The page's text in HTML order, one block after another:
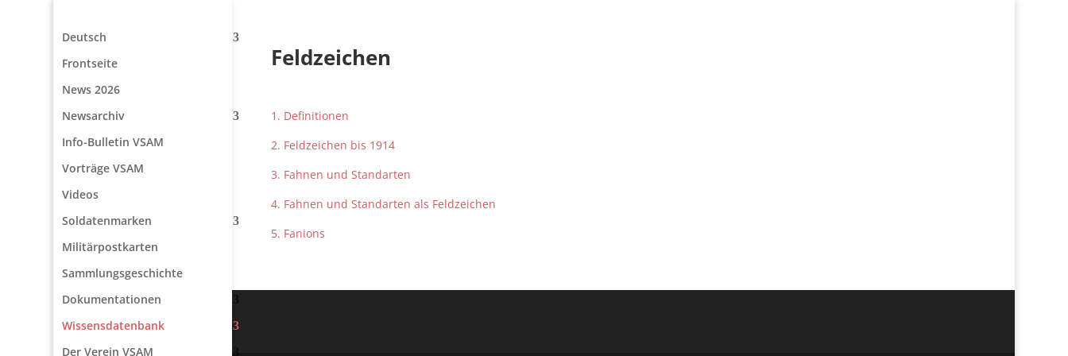
Deutsch
Frontseite
News 2026
Newsarchiv
Info-Bulletin VSAM
Vorträge VSAM
Videos
Soldatenmarken
Militärpostkarten
Sammlungsgeschichte
Dokumentationen
Wissensdatenbank
Der Verein VSAM
Feldzeichen
1. Definitionen
2. Feldzeichen bis 1914
3. Fahnen und Standarten
4. Fahnen und Standarten als Feldzeichen
5. Fanions